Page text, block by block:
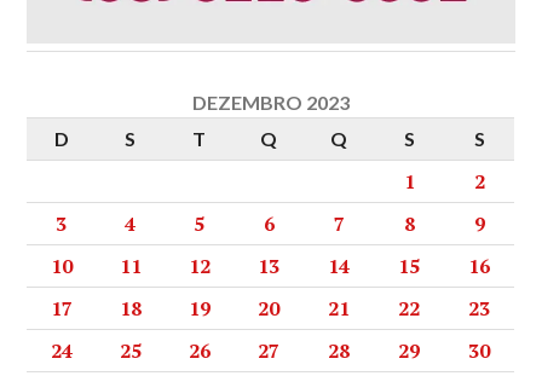
DEZEMBRO 2023
D
S T Q Q S S
1
2
3
4 5 6 7 8
9
10
11 12 13 14 15
16
17
18 19 20 21 22
23
24
25 26 27 28 29 30